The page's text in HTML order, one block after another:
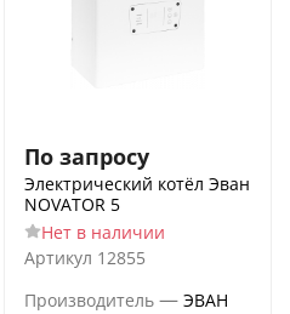
По запросу
Электрический котёл Эван
NOVATOR 5
Нет в наличии
Артикул 12855
Производитель — ЭВАН